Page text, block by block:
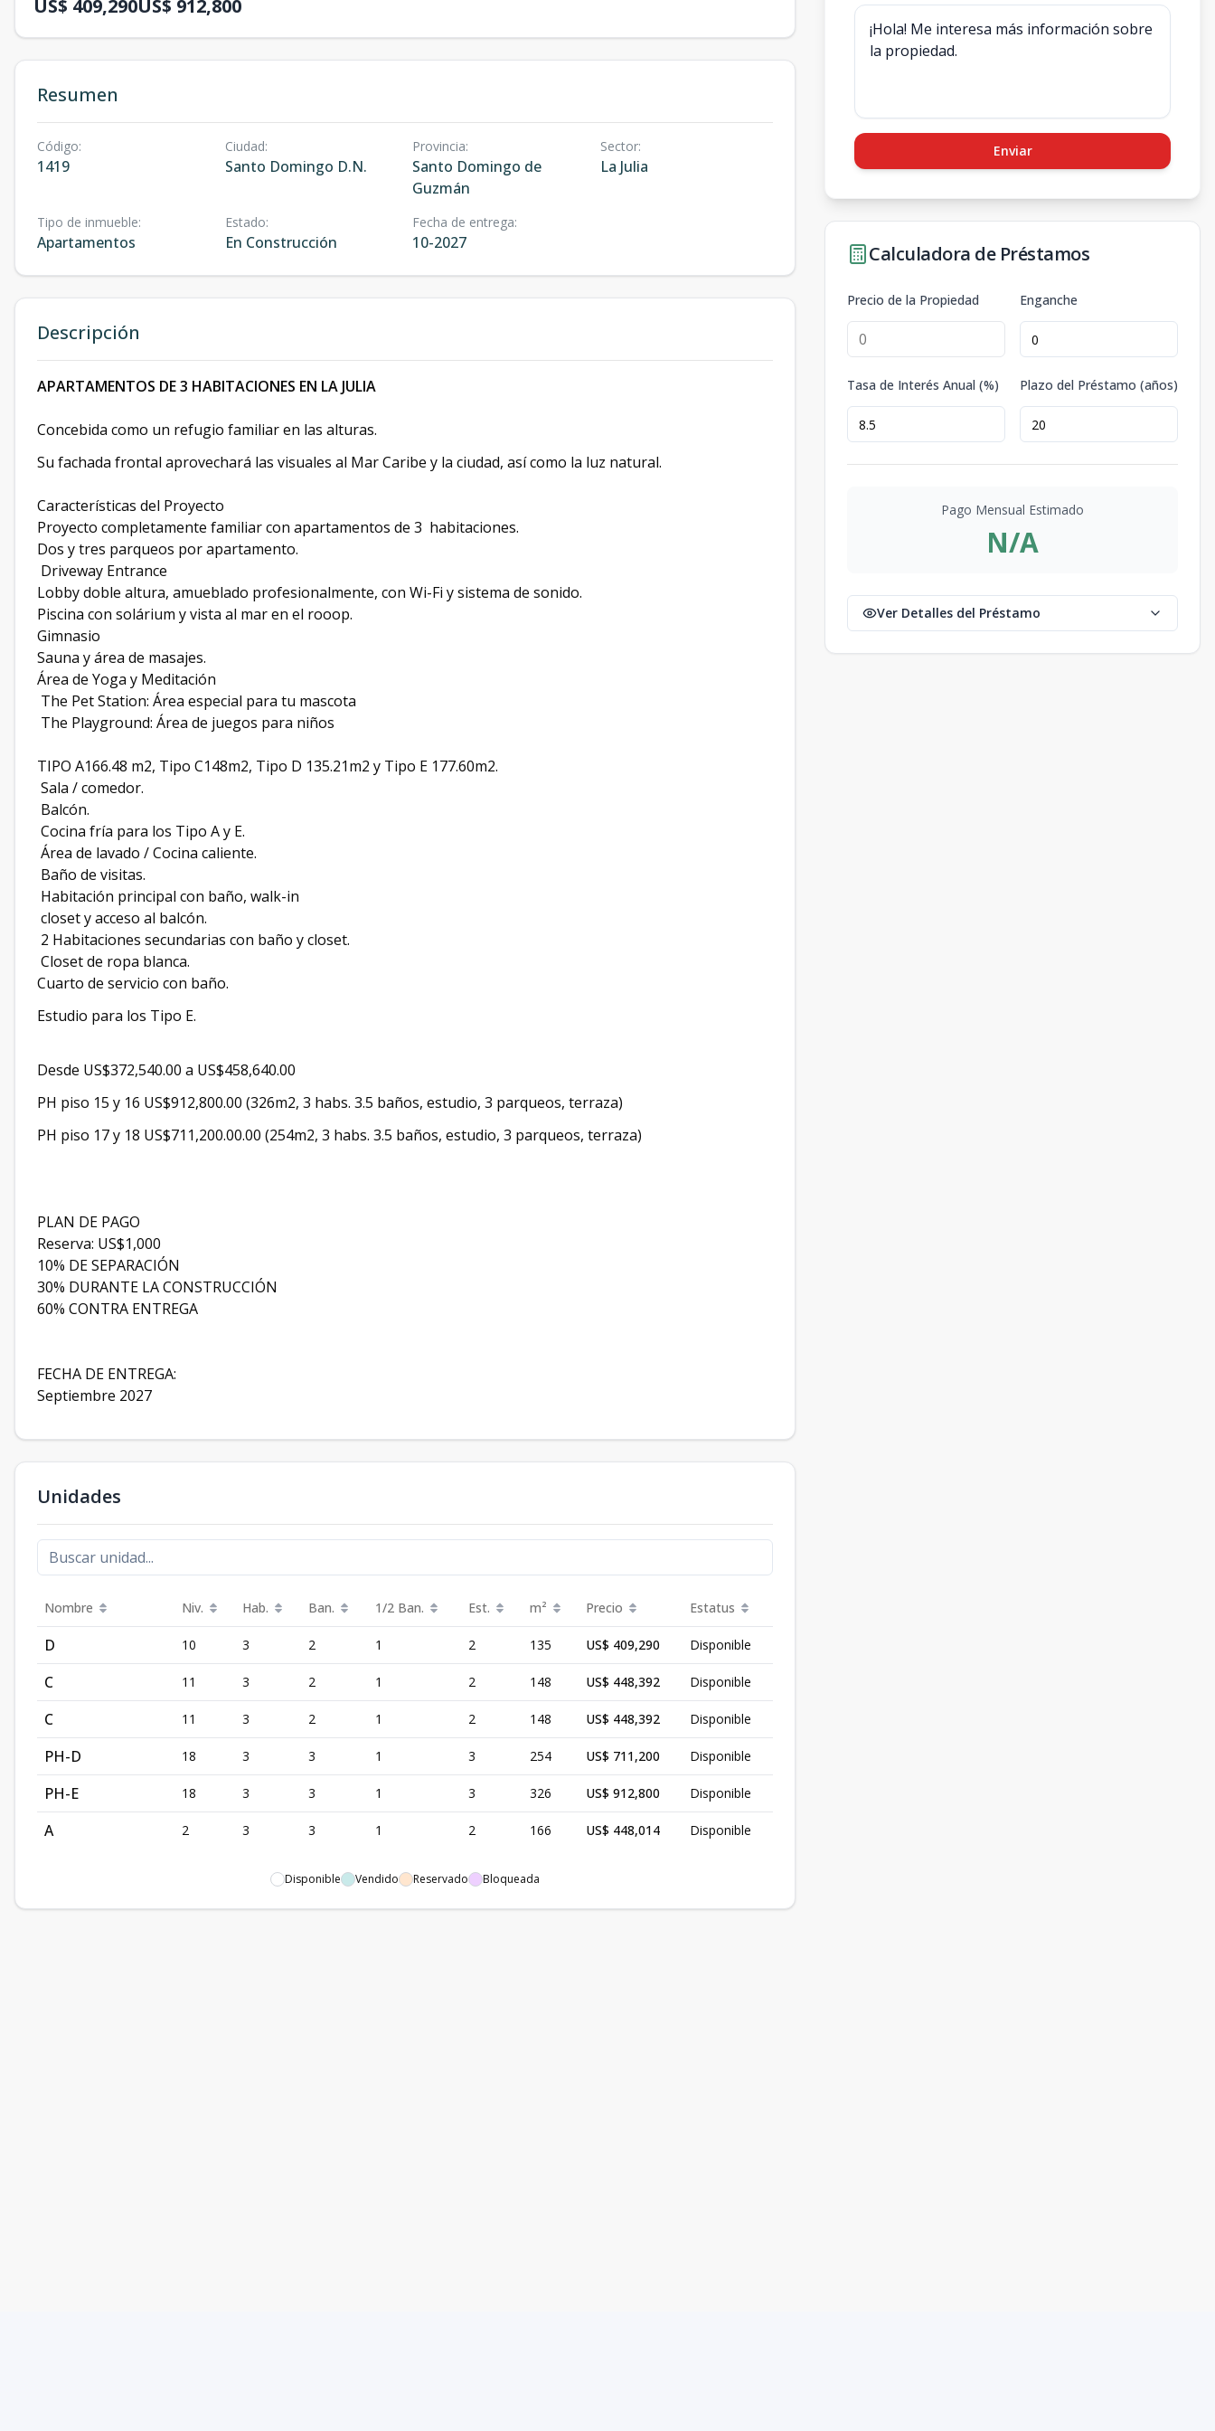
US$ 409,290US$ 912,800
Resumen
Código:
1419
Ciudad:
Santo Domingo D.N.
Provincia:
Santo Domingo de
Guzmán
Sector:
La Julia
Tipo de inmueble:
Apartamentos
Estado:
En Construcción
Fecha de entrega:
10-2027
Descripción
APARTAMENTOS DE 3 HABITACIONES EN LA JULIA
Concebida como un refugio familiar en las alturas.
Su fachada frontal aprovechará las visuales al Mar Caribe y la ciudad, así como la luz natural.
Características del Proyecto
Proyecto completamente familiar con apartamentos de 3 habitaciones.
Dos y tres parqueos por apartamento.
Driveway Entrance
Lobby doble altura, amueblado profesionalmente, con Wi-Fi y sistema de sonido.
Piscina con solárium y vista al mar en el rooop.
Gimnasio
Sauna y área de masajes.
Área de Yoga y Meditación
The Pet Station: Área especial para tu mascota
The Playground: Área de juegos para niños
TIPO A166.48 m2, Tipo C148m2, Tipo D 135.21m2 y Tipo E 177.60m2.
Sala / comedor.
Balcón.
Cocina fría para los Tipo A y E.
Área de lavado / Cocina caliente.
Baño de visitas.
Habitación principal con baño, walk-in
closet y acceso al balcón.
2 Habitaciones secundarias con baño y closet.
Closet de ropa blanca.
Cuarto de servicio con baño.
Estudio para los Tipo E.
Desde US$372,540.00 a US$458,640.00
PH piso 15 y 16 US$912,800.00 (326m2, 3 habs. 3.5 baños, estudio, 3 parqueos, terraza)
PH piso 17 y 18 US$711,200.00.00 (254m2, 3 habs. 3.5 baños, estudio, 3 parqueos, terraza)
PLAN DE PAGO
Reserva: US$1,000
10% DE SEPARACIÓN
30% DURANTE LA CONSTRUCCIÓN
60% CONTRA ENTREGA
FECHA DE ENTREGA:
Septiembre 2027
Unidades
Nombre Niv. Hab. Ban. 1/2 Ban. Est. m² Precio Estatus
D 10 3 2 1 2 135 US$ 409,290 Disponible
C 11 3 2 1 2 148 US$ 448,392 Disponible
C 11 3 2 1 2 148 US$ 448,392 Disponible
PH-D 18 3 3 1 3 254 US$ 711,200 Disponible
PH-E 18 3 3 1 3 326 US$ 912,800 Disponible
A 2 3 3 1 2 166 US$ 448,014 Disponible
Disponible Vendido Reservado Bloqueada
Enviar
Calculadora de Préstamos
Precio de la Propiedad Enganche
Tasa de Interés Anual (%) Plazo del Préstamo (años)
Pago Mensual Estimado
N/A
Ver Detalles del Préstamo